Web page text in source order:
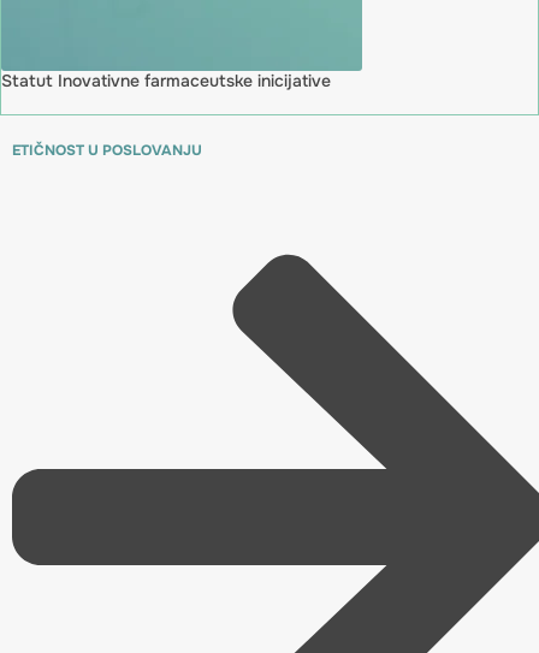
Statut Inovativne farmaceutske inicijative
ETIČNOST U POSLOVANJU